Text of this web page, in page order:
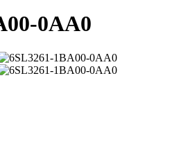
0AA0